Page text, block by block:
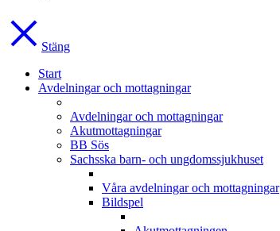
Stäng
Start
Avdelningar och mottagningar
Avdelningar och mottagningar
Akutmottagningar
BB Sös
Sachsska barn- och ungdomssjukhuset
Våra avdelningar och mottagningar
Bildspel